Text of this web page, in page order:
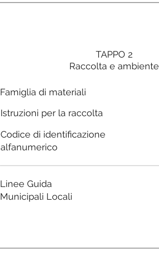
TAPPO 2
Raccolta e ambiente
Famiglia di materiali
Istruzioni per la raccolta
Codice di identificazione
alfanumerico
Linee Guida
Municipali Locali